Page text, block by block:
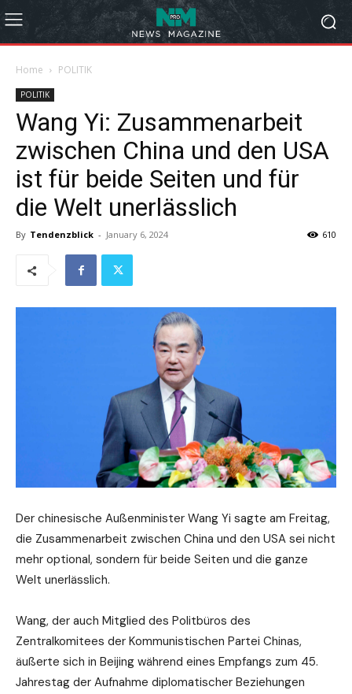
Home POLITIK
POLITIK
Wang Yi: Zusammenarbeit
zwischen China und den USA
ist für beide Seiten und für
die Welt unerlässlich
By Tendenzblick - January 6, 2024 610
Der chinesische Außenminister Wang Yi sagte am Freitag,
die Zusammenarbeit zwischen China und den USA sei nicht
mehr optional, sondern für beide Seiten und die ganze
Welt unerlässlich.
Wang, der auch Mitglied des Politbüros des
Zentralkomitees der Kommunistischen Partei Chinas,
äußerte sich in Beijing während eines Empfangs zum 45.
Jahrestag der Aufnahme diplomatischer Beziehungen